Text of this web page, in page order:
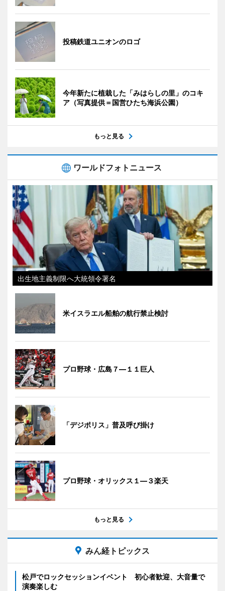
投稿鉄道ユニオンのロゴ
今年新たに植栽した「みはらしの里」のコキ
ア（写真提供＝国営ひたち海浜公園）
もっと見る
ワールドフォトニュース
出生地主義制限へ大統領令署名
米イスラエル船舶の航行禁止検討
プロ野球・広島７―１１巨人
「デジポリス」普及呼び掛け
プロ野球・オリックス１―３楽天
もっと見る
みん経トピックス
松戸でロックセッションイベント 初心者歓迎、大音量で
演奏楽しむ